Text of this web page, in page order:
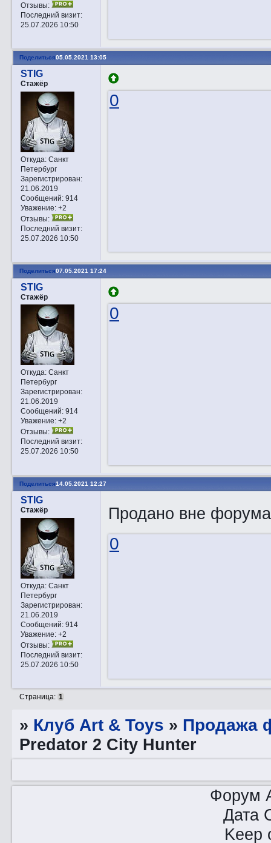
Отзывы:
Последний визит:
25.07.2026 10:50
Поделиться05.05.2021 13:05
STIG
Стажёр
Откуда:Санкт
Петербург
Зарегистрирован:
21.06.2019
Сообщений:914
Уважение: +2
Отзывы:
Последний визит:
25.07.2026 10:50
0
Поделиться07.05.2021 17:24
STIG
Стажёр
Откуда:Санкт
Петербург
Зарегистрирован:
21.06.2019
Сообщений:914
Уважение: +2
Отзывы:
Последний визит:
25.07.2026 10:50
0
Поделиться14.05.2021 12:27
STIG
Стажёр
Откуда:Санкт
Петербург
Зарегистрирован:
21.06.2019
Сообщений:914
Уважение: +2
Отзывы:
Последний визит:
25.07.2026 10:50
Продано вне форума
0
Страница: 1
» Клуб Art & Toys » Продажа
Predator 2 City Hunter
Форум
Дата
Keep